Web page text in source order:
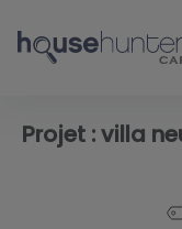
Projet : villa